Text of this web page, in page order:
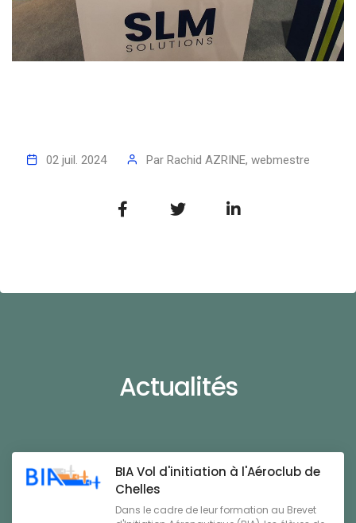
02 juil. 2024 Par Rachid AZRINE, webmestre
Actualités
BIA Vol d'initiation à l'Aéroclub de
Chelles
Dans le cadre de leur formation au Brevet